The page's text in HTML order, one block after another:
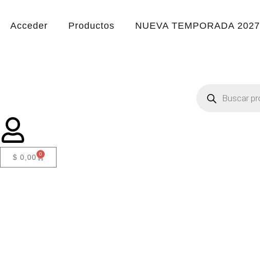
Acceder Productos NUEVA TEMPORADA 2027
$ 0,00 0